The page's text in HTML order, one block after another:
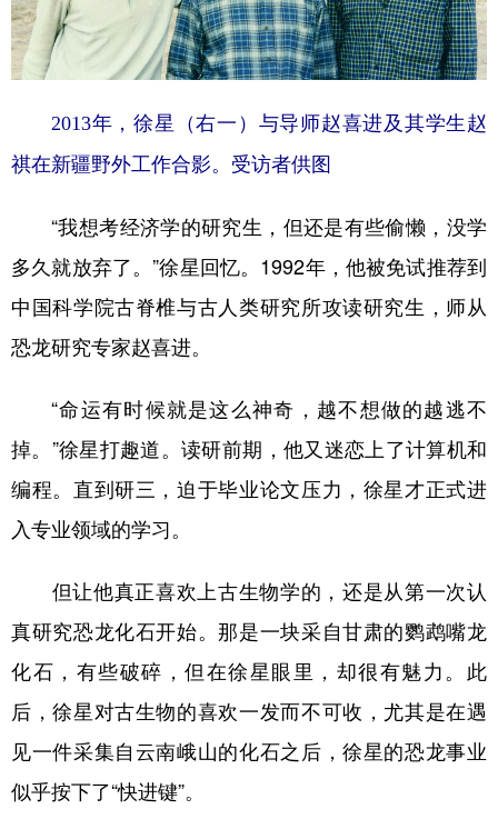
2013年，徐星（右一）与导师赵喜进及其学生赵
祺在新疆野外工作合影。受访者供图
“我想考经济学的研究生，但还是有些偷懒，没学
多久就放弃了。”徐星回忆。1992年，他被免试推荐到
中国科学院古脊椎与古人类研究所攻读研究生，师从
恐龙研究专家赵喜进。
“命运有时候就是这么神奇，越不想做的越逃不
掉。”徐星打趣道。读研前期，他又迷恋上了计算机和
编程。直到研三，迫于毕业论文压力，徐星才正式进
入专业领域的学习。
但让他真正喜欢上古生物学的，还是从第一次认
真研究恐龙化石开始。那是一块采自甘肃的鹦鹉嘴龙
化石，有些破碎，但在徐星眼里，却很有魅力。此
后，徐星对古生物的喜欢一发而不可收，尤其是在遇
见一件采集自云南峨山的化石之后，徐星的恐龙事业
似乎按下了“快进键”。